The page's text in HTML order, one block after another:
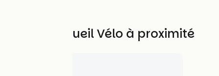
Autres Accueil Vélo à proximité